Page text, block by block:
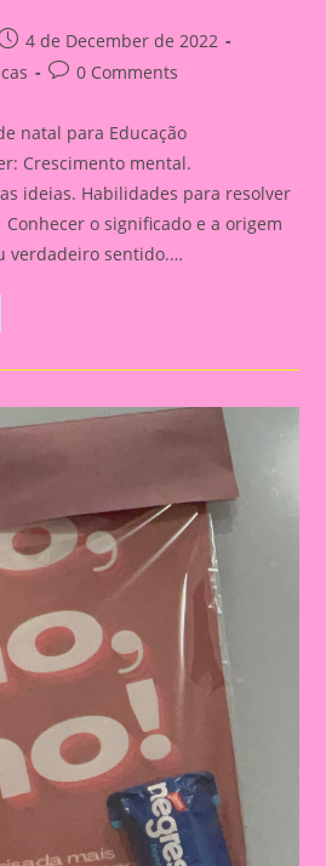
4 de December de 2022
Post0 Comments
natal para Educação
Crescimento mental.
ideias. Habilidades para resolver
Conhecer o significado e a origem
verdadeiro sentido.…